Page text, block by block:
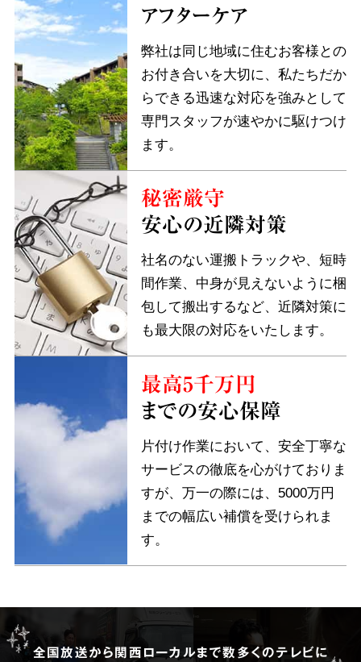
アフターケア
弊社は同じ地域に住むお客様との
お付き合いを大切に、私たちだか
らできる迅速な対応を強みとして
専門スタッフが速やかに駆けつけ
ます。
秘密厳守
安心の近隣対策
社名のない運搬トラックや、短時
間作業、中身が見えないように梱
包して搬出するなど、近隣対策に
も最大限の対応をいたします。
最高5千万円
までの安心保障
片付け作業において、安全丁寧な
サービスの徹底を心がけておりま
すが、万一の際には、5000万円
までの幅広い補償を受けられま
す。
全国放送から関西ローカルまで数多くのテレビに